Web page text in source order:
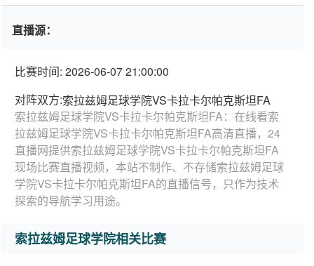
直播源：
比赛时间: 2026-06-07 21:00:00
对阵双方:索拉兹姆足球学院VS卡拉卡尔帕克斯坦FA
索拉兹姆足球学院VS卡拉卡尔帕克斯坦FA：在线看索
拉兹姆足球学院VS卡拉卡尔帕克斯坦FA高清直播，24
直播网提供索拉兹姆足球学院VS卡拉卡尔帕克斯坦FA
现场比赛直播视频，本站不制作、不存储索拉兹姆足球
学院VS卡拉卡尔帕克斯坦FA的直播信号，只作为技术
探索的导航学习用途。
索拉兹姆足球学院相关比赛